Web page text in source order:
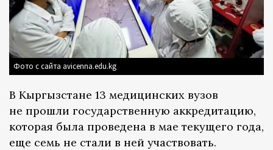
Фото с сайта avicenna.edu.kg
В Кыргызстане 13 медицинских вузов
не прошли государственную аккредитацию,
которая была проведена в мае текущего года,
еще семь не стали в ней участвовать.